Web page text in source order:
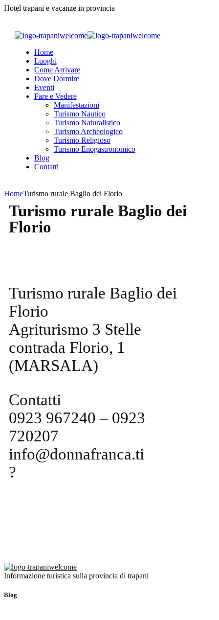
Hotel trapani e vacanze in provincia
Home
Luoghi
Come Arrivare
Dove Dormire
Eventi
Fare e Vedere
Manifestazioni
Turismo Nautico
Turismo Naturalistico
Turismo Archeologico
Turismo Religioso
Turismo Enogastronomico
Blog
Contatti
HomeTurismo rurale Baglio dei Florio
Turismo rurale Baglio dei
Florio
Turismo rurale Baglio dei
Florio
Agriturismo 3 Stelle
contrada Florio, 1
(MARSALA)
Contatti
0923 967240 – 0923
720207
info@donnafranca.ti
?
Informazione turistica sulla provincia di trapani
Blog